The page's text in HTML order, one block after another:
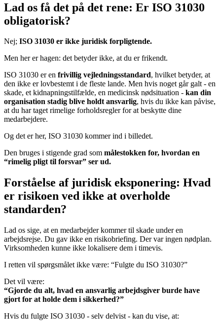
Lad os få det på det rene: Er ISO 31030
obligatorisk?
Nej; ISO 31030 er ikke juridisk forpligtende.
Men her er hagen: det betyder ikke, at du er frikendt.
ISO 31030 er en frivillig vejledningsstandard, hvilket betyder, at
den ikke er lovbestemt i de fleste lande. Men hvis noget går galt - en
skade, et kidnapningstilfælde, en medicinsk nødsituation - kan din
organisation stadig blive holdt ansvarlig, hvis du ikke kan påvise,
at du har taget rimelige forholdsregler for at beskytte dine
medarbejdere.
Og det er her, ISO 31030 kommer ind i billedet.
Den bruges i stigende grad som målestokken for, hvordan en
“rimelig pligt til forsvar” ser ud.
Forståelse af juridisk eksponering: Hvad
er risikoen ved ikke at overholde
standarden?
Lad os sige, at en medarbejder kommer til skade under en
arbejdsrejse. Du gav ikke en risikobriefing. Der var ingen nødplan.
Virksomheden kunne ikke lokalisere dem i timevis.
I retten vil spørgsmålet ikke være: “Fulgte du ISO 31030?”
Det vil være:
“Gjorde du alt, hvad en ansvarlig arbejdsgiver burde have
gjort for at holde dem i sikkerhed?”
Hvis du fulgte ISO 31030 - selv delvist - kan du vise, at: